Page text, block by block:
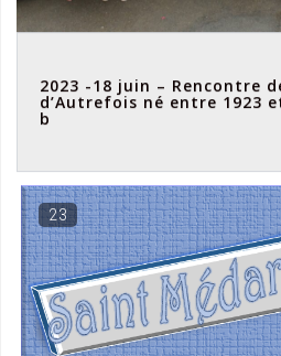
2023 -18 juin – Rencontre
d’Autrefois né entre 1923
b
23